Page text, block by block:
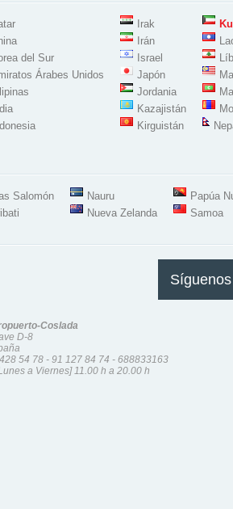
del Sur
Árabes Unidos
Irak
Irán
Israel
Japón
Jordania
Kazajistán
Kirguistán
Salomón
Nauru
Nueva Zelanda
Papúa
Samoa
Coslada
D-8
54 78 - 91 127 84 74 - 688833163
a Viernes] 11.00 h a 20.00 h